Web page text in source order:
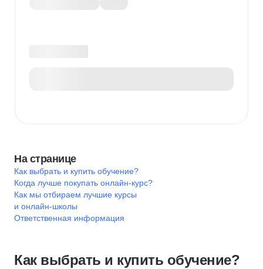
На странице
Как выбрать и купить обучение?
Когда лучше покупать онлайн-курс?
Как мы отбираем лучшие курсы
и онлайн-школы
Ответственная информация
Как выбрать и купить обучение?